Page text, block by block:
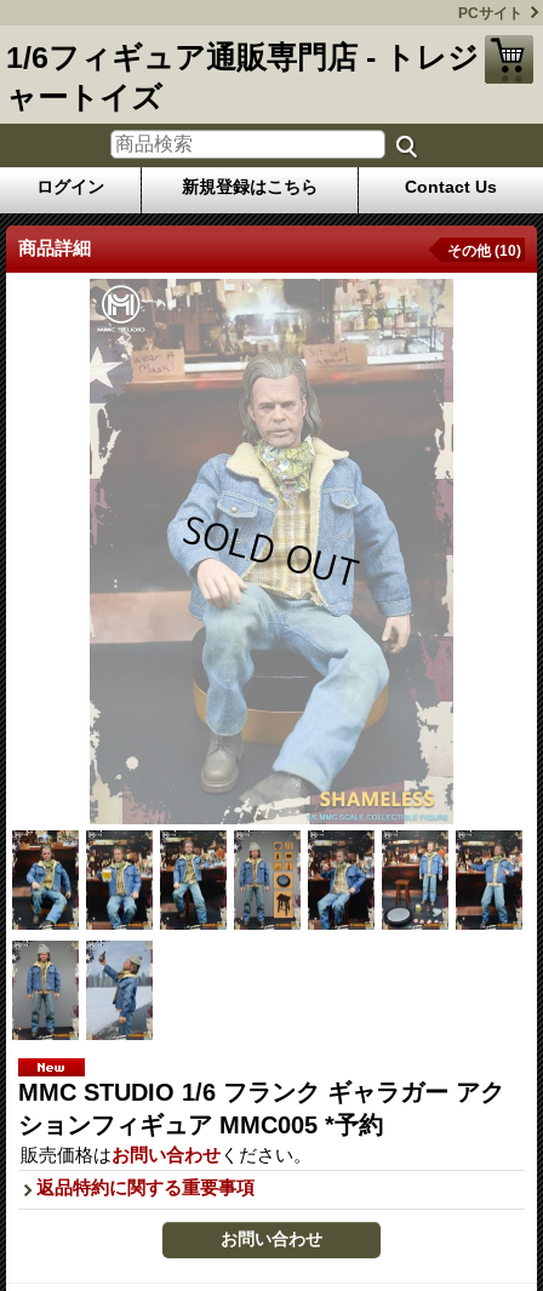
PCサイト
1/6フィギュア通販専門店 - トレジ
ャートイズ
ログイン 新規登録はこちら Contact Us
商品詳細 その他 (10)
MMC STUDIO 1/6 フランク ギャラガー アク
ションフィギュア MMC005 *予約
販売価格はお問い合わせ ください。
返品特約に関する重要事項